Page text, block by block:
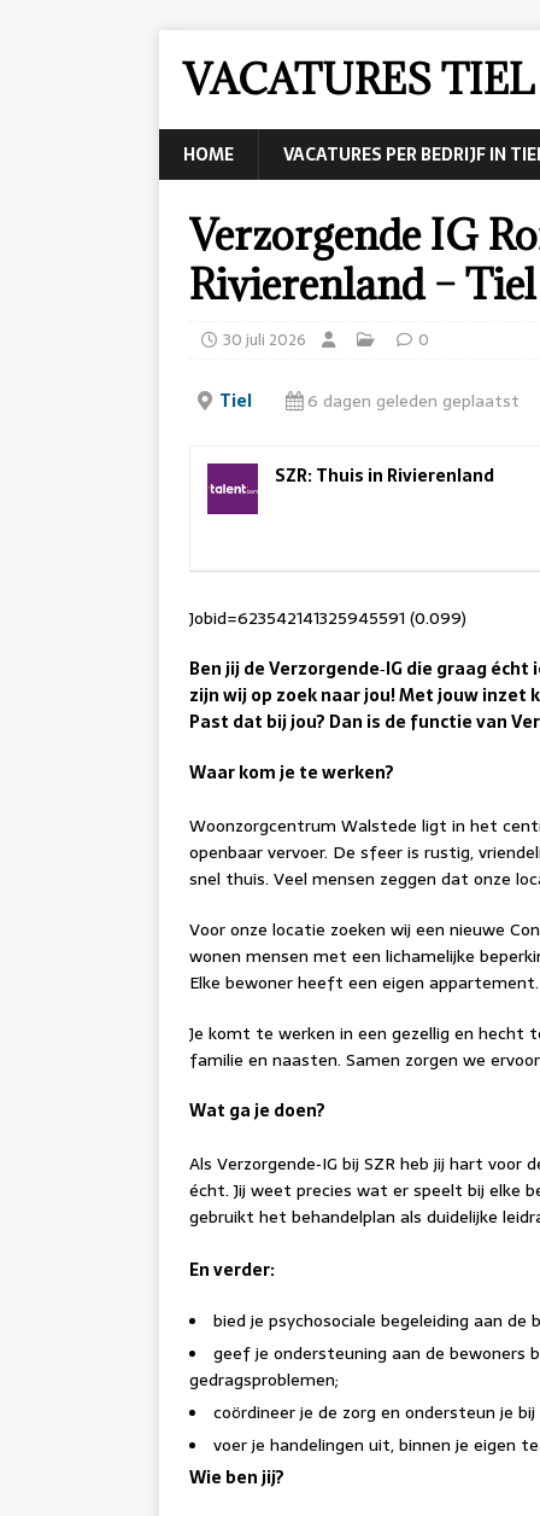
VACATURES TIEL
HOME VACATURES PER BEDRIJF IN
Verzorgende IG
Rivierenland – Tiel
30 juli 2026 0
Tiel 6 dagen geleden geplaatst
SZR: Thuis in Rivierenland
Jobid=623542141325945591 (0.099)
Ben jij de Verzorgende‑IG die graag
zijn wij op zoek naar jou! Met jouw inzet
Past dat bij jou? Dan is de functie van
Waar kom je te werken?
Woonzorgcentrum Walstede ligt in het
openbaar vervoer. De sfeer is rustig,
snel thuis. Veel mensen zeggen dat onze
Voor onze locatie zoeken wij een nieuwe
wonen mensen met een lichamelijke
Elke bewoner heeft een eigen appartement.
Je komt te werken in een gezellig en hecht
familie en naasten. Samen zorgen we
Wat ga je doen?
Als Verzorgende‑IG bij SZR heb jij hart
écht. Jij weet precies wat er speelt bij elke
gebruikt het behandelplan als duidelijke
En verder:
bied je psychosociale begeleiding aan de
geef je ondersteuning aan de bewoners
gedragsproblemen;
coördineer je de zorg en ondersteun je bij
voer je handelingen uit, binnen je eigen
Wie ben jij?